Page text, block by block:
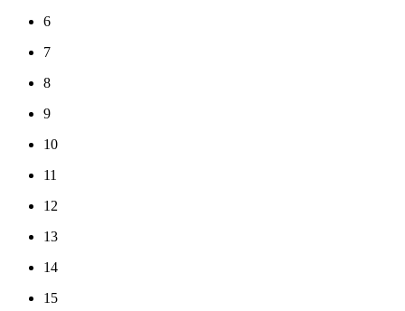
6
7
8
9
10
11
12
13
14
15